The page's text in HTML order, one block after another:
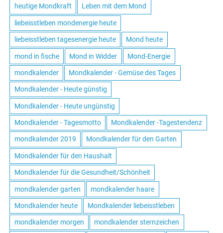
heutige Mondkraft Leben mit dem Mond
liebeisstleben mondenergie heute
liebeisstleben tagesenergie heute Mond heute
mond in fische Mond in Widder Mond-Energie
mondkalender Mondkalender - Gemüse des Tages
Mondkalender - Heute günstig
Mondkalender - Heute ungünstig
Mondkalender - Tagesmotto Mondkalender -Tagestendenz
mondkalender 2019 Mondkalender für den Garten
Mondkalender für den Haushalt
Mondkalender für die Gesundheit/Schönheit
mondkalender garten mondkalender haare
Mondkalender heute Mondkalender liebeisstleben
mondkalender morgen mondkalender sternzeichen